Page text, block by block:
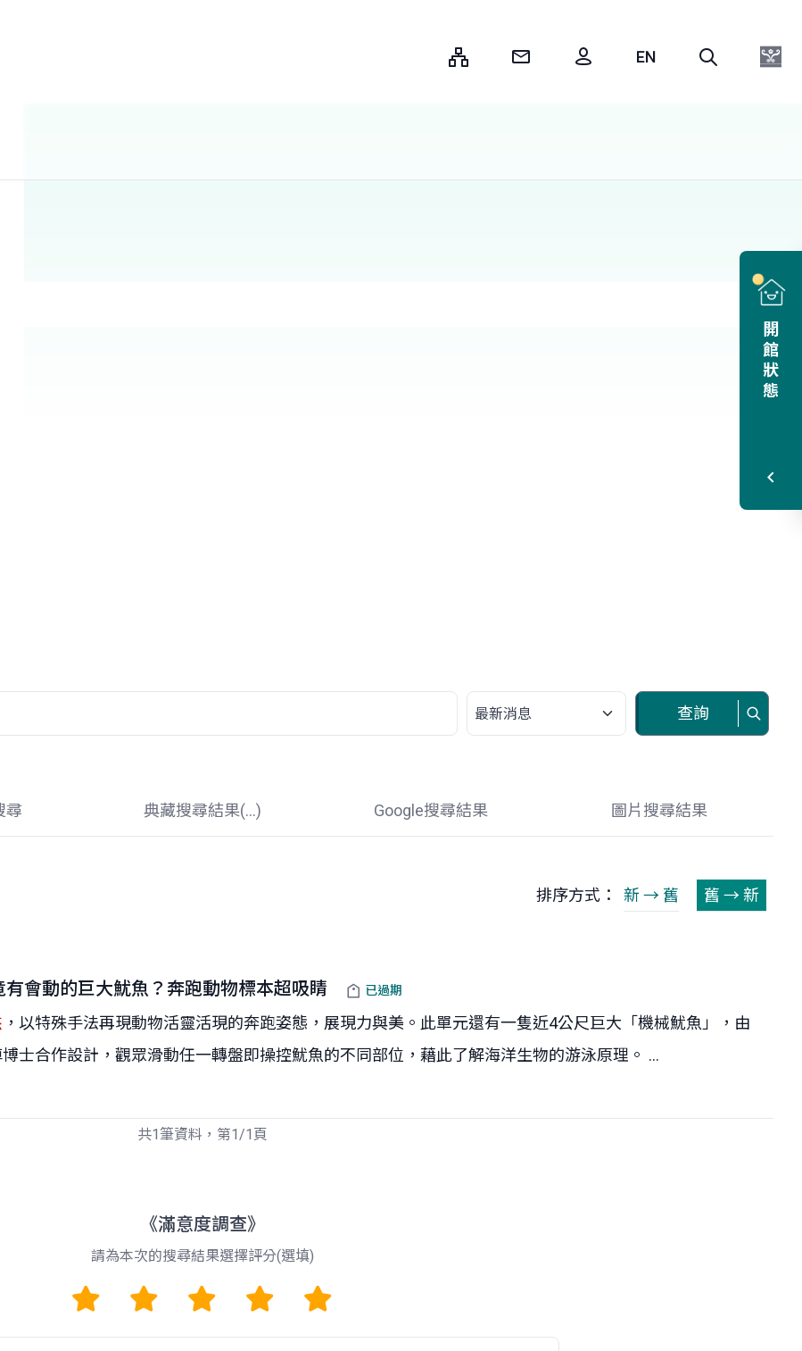
開館狀態
請選擇類別
查詢
尋 典藏搜尋結果(...) Google搜尋結果 圖片搜尋結果
排序方式： 新 → 舊 舊 → 新
會動的巨大魷魚？奔跑動物標本超吸睛 已過期
，以特殊手法再現動物活靈活現的奔跑姿態，展現力與美。此單元還有一隻近4公尺巨大「機械魷魚」，由
士合作設計，觀眾滑動任一轉盤即操控魷魚的不同部位，藉此了解海洋生物的游泳原理。 ...
共1筆資料，第1/1頁
《滿意度調查》
請為本次的搜尋結果選擇評分(選填)
1 2 3 4 5